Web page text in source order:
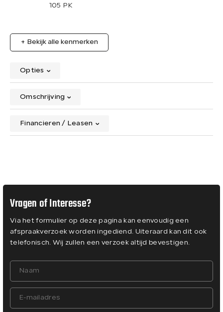
105 PK
+ Bekijk alle kenmerken
Opties
Omschrijving
Financieren / Leasen
Vragen of Interesse?
Via het formulier op deze pagina kan eenvoudig een
afspraakverzoek worden ingediend. Uiteraard kan dit ook
telefonisch. Wij zullen een verzoek altijd bevestigen.